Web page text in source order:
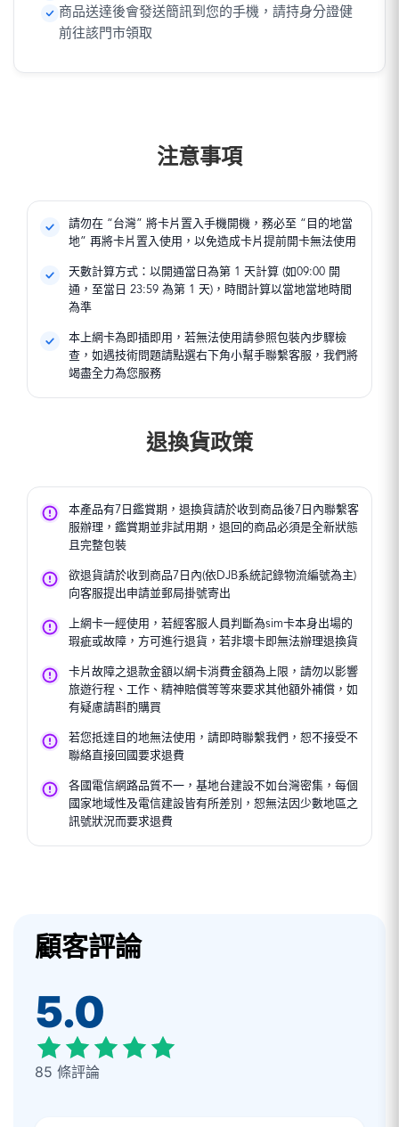
商品送達後會發送簡訊到您的手機，請持身分證健
前往該門市領取
注意事項
請勿在 “台灣” 將卡片置入手機開機，務必至 “目的地當
地” 再將卡片置入使用，以免造成卡片提前開卡無法使用
天數計算方式：以開通當日為第 1 天計算 (如09:00 開
通，至當日 23:59 為第 1 天)，時間計算以當地當地時間
為準
本上網卡為即插即用，若無法使用請參照包裝內步驟檢
查，如遇技術問題請點選右下角小幫手聯繫客服，我們將
竭盡全力為您服務
退換貨政策
本產品有7日鑑賞期，退換貨請於收到商品後7日內聯繫客
服辦理，鑑賞期並非試用期，退回的商品必須是全新狀態
且完整包裝
欲退貨請於收到商品7日內(依DJB系統記錄物流編號為主)
向客服提出申請並郵局掛號寄出
上網卡一經使用，若經客服人員判斷為sim卡本身出場的
瑕疵或故障，方可進行退貨，若非壞卡即無法辦理退換貨
卡片故障之退款金額以網卡消費金額為上限，請勿以影響
旅遊行程、工作、精神賠償等等來要求其他額外補償，如
有疑慮請斟酌購買
若您抵達目的地無法使用，請即時聯繫我們，恕不接受不
聯絡直接回國要求退費
各國電信網路品質不一，基地台建設不如台灣密集，每個
國家地域性及電信建設皆有所差別，恕無法因少數地區之
訊號狀況而要求退費
顧客評論
5.0
85 條評論